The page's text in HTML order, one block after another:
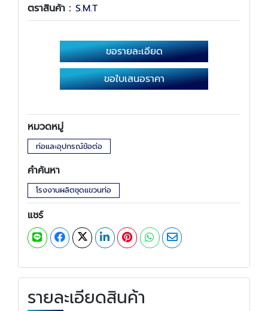
ตราสินค้า : S.M.T
ขอรายละเอียด
ขอใบเสนอราคา
หมวดหมู่
ท่อและอุปกรณ์ข้อต่อ
คำค้นหา
โรงงานผลิตชุดแขวนท่อ
แชร์
รายละเอียดสินค้า